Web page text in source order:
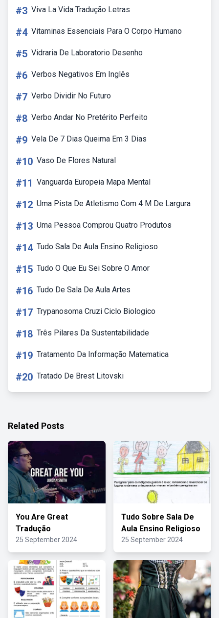
#3 Viva La Vida Tradução Letras
#4 Vitaminas Essenciais Para O Corpo Humano
#5 Vidraria De Laboratorio Desenho
#6 Verbos Negativos Em Inglês
#7 Verbo Dividir No Futuro
#8 Verbo Andar No Pretérito Perfeito
#9 Vela De 7 Dias Queima Em 3 Dias
#10 Vaso De Flores Natural
#11 Vanguarda Europeia Mapa Mental
#12 Uma Pista De Atletismo Com 4 M De Largura
#13 Uma Pessoa Comprou Quatro Produtos
#14 Tudo Sala De Aula Ensino Religioso
#15 Tudo O Que Eu Sei Sobre O Amor
#16 Tudo De Sala De Aula Artes
#17 Trypanosoma Cruzi Ciclo Biologico
#18 Três Pilares Da Sustentabilidade
#19 Tratamento Da Informação Matematica
#20 Tratado De Brest Litovski
Related Posts
You Are Great
Tradução
25 September 2024
Tudo Sobre Sala De
Aula Ensino Religioso
25 September 2024